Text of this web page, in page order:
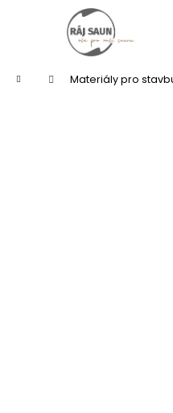
Domů Materiály pro
Zpět
obchodu
Zpět
obchodu